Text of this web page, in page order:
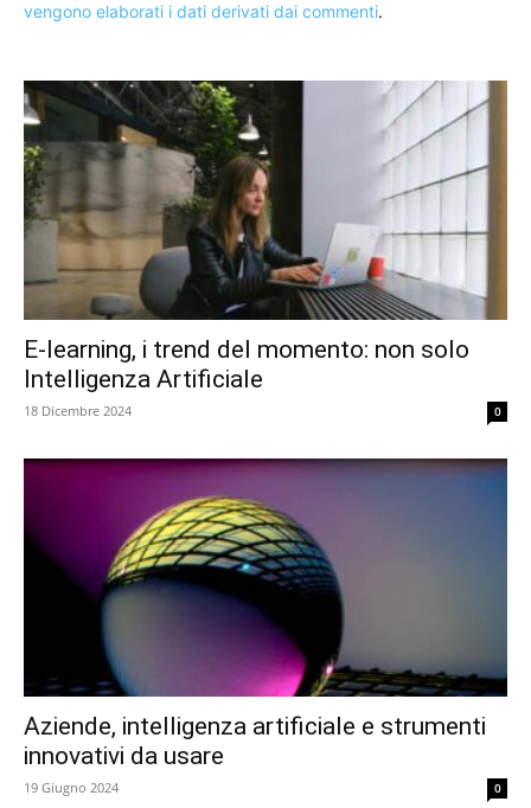
vengono elaborati i dati derivati dai commenti.
E-learning, i trend del momento: non solo
Intelligenza Artificiale
18 Dicembre 2024 0
Aziende, intelligenza artificiale e strumenti
innovativi da usare
19 Giugno 2024 0